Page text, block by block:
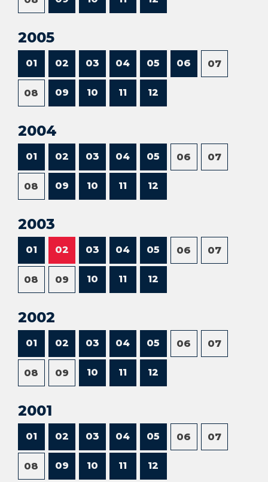
2005
01 02 03 04 05 06 07
08 09 10 11 12
2004
01 02 03 04 05 06 07
08 09 10 11 12
2003
01 02 03 04 05 06 07
08 09 10 11 12
2002
01 02 03 04 05 06 07
08 09 10 11 12
2001
01 02 03 04 05 06 07
08 09 10 11 12